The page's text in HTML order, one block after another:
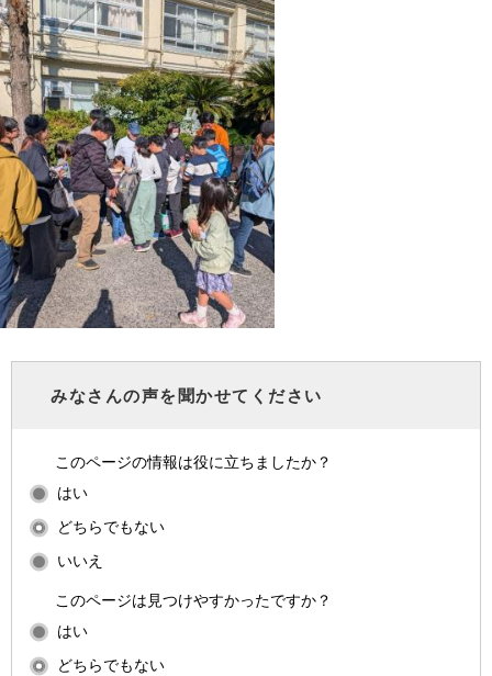
みなさんの声を聞かせてください
このページの情報は役に立ちましたか？
はい
どちらでもない
いいえ
このページは見つけやすかったですか？
はい
どちらでもない